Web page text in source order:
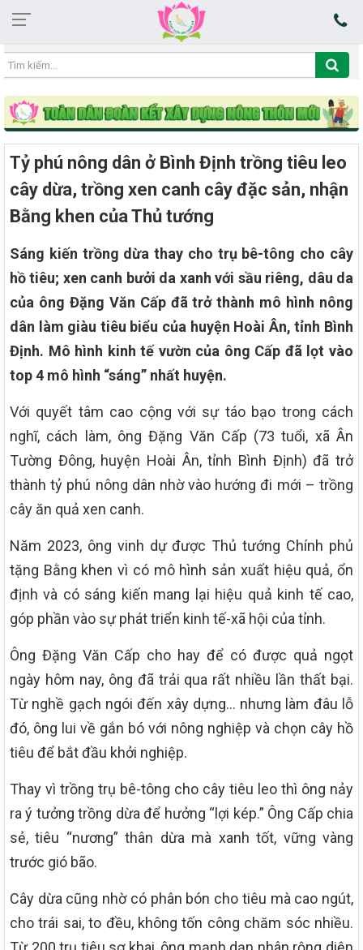
19:44:37 06/08/2026
Tỷ phú nông dân ở Bình Định trồng tiêu leo
cây dừa, trồng xen canh cây đặc sản, nhận
Bằng khen của Thủ tướng
Sáng kiến trồng dừa thay cho trụ bê-tông cho cây
hồ tiêu; xen canh bưởi da xanh với sầu riêng, dâu da
của ông Đặng Văn Cấp đã trở thành mô hình nông
dân làm giàu tiêu biểu của huyện Hoài Ân, tỉnh Bình
Định. Mô hình kinh tế vườn của ông Cấp đã lọt vào
top 4 mô hình “sáng” nhất huyện.
Với quyết tâm cao cộng với sự táo bạo trong cách
nghĩ, cách làm, ông Đặng Văn Cấp (73 tuổi, xã Ân
Tường Đông, huyện Hoài Ân, tỉnh Bình Định) đã trở
thành tỷ phú nông dân nhờ vào hướng đi mới – trồng
cây ăn quả xen canh.
Năm 2023, ông vinh dự được Thủ tướng Chính phủ
tặng Bằng khen vì có mô hình sản xuất hiệu quả, ổn
định và có sáng kiến mang lại hiệu quả kinh tế cao,
góp phần vào sự phát triển kinh tế-xã hội của tỉnh.
Ông Đặng Văn Cấp cho hay để có được quả ngọt
ngày hôm nay, ông đã trải qua rất nhiều lần thất bại.
Từ nghề gạch ngói đến xây dựng… nhưng làm đâu lỗ
đó, ông lui về gắn bó với nông nghiệp và chọn cây hồ
tiêu để bắt đầu khởi nghiệp.
Thay vì trồng trụ bê-tông cho cây tiêu leo thì ông nảy
ra ý tưởng trồng dừa để hưởng “lợi kép.” Ông Cấp chia
sẻ, tiêu “nương” thân dừa mà xanh tốt, vững vàng
trước gió bão.
Cây dừa cũng nhờ có phân bón cho tiêu mà cao ngút,
cho trái sai, to đều, không tốn công chăm sóc nhiều.